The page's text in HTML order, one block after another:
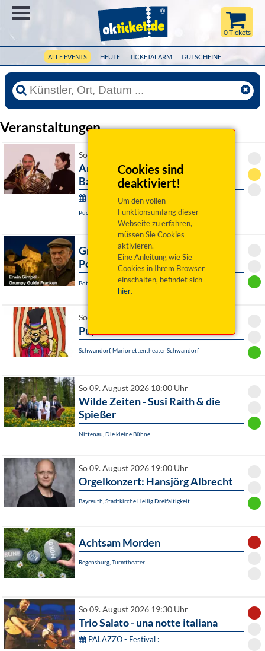
ALLE EVENTS HEUTE TICKETALARM GUTSCHEINE
0 Tickets
Cookies sind
deaktiviert!
Um den vollen
Funktionsumfang dieser
Webseite zu erfahren,
müssen Sie Cookies
aktivieren.
Eine Anleitung wie Sie
Cookies in Ihrem Browser
einschalten, befindet sich
hier.
Veranstaltungen
So 09. August 2026 16:00 Uhr
Andreas Martin Hofmeir, Tuba &
Barbara Schmelz, Kl
Wurzer Sommerkonzerte:
Püchersreuth / OT Wurz, Historischer Pfarrhof
Grumpy Guide Franken ist in
Pottenstein
Pottenstein, Am Rathaus
So 09. August 2026 16:00 Uhr
Pupa circi
Schwandorf, Marionettentheater Schwandorf
So 09. August 2026 18:00 Uhr
Wilde Zeiten - Susi Raith & die
Spießer
Nittenau, Die kleine Bühne
So 09. August 2026 19:00 Uhr
Orgelkonzert: Hansjörg Albrecht
Bayreuth, Stadtkirche Heilig Dreifaltigkeit
Achtsam Morden
Regensburg, Turmtheater
So 09. August 2026 19:30 Uhr
Trio Salato - una notte italiana
PALAZZO - Festival :